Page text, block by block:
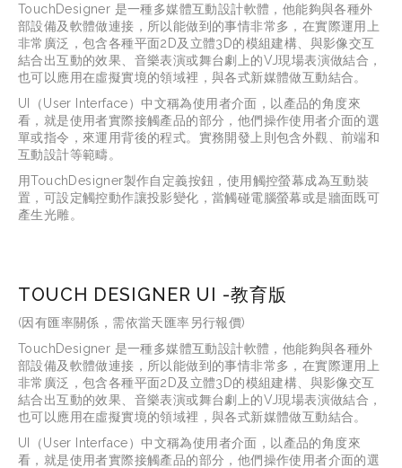
TouchDesigner 是一種多媒體互動設計軟體，他能夠與各種外
部設備及軟體做連接，所以能做到的事情非常多，在實際運用上
非常廣泛，包含各種平面2D及立體3D的模組建構、與影像交互
結合出互動的效果、音樂表演或舞台劇上的VJ現場表演做結合，
也可以應用在虛擬實境的領域裡，與各式新媒體做互動結合。
UI（User Interface）中文稱為使用者介面，以產品的角度來
看，就是使用者實際接觸產品的部分，他們操作使用者介面的選
單或指令，來運用背後的程式。實務開發上則包含外觀、前端和
互動設計等範疇。
用TouchDesigner製作自定義按鈕，使用觸控螢幕成為互動裝
置，可設定觸控動作讓投影變化，當觸碰電腦螢幕或是牆面既可
產生光雕。
TOUCH DESIGNER UI -教育版
(因有匯率關係，需依當天匯率另行報價)
TouchDesigner 是一種多媒體互動設計軟體，他能夠與各種外
部設備及軟體做連接，所以能做到的事情非常多，在實際運用上
非常廣泛，包含各種平面2D及立體3D的模組建構、與影像交互
結合出互動的效果、音樂表演或舞台劇上的VJ現場表演做結合，
也可以應用在虛擬實境的領域裡，與各式新媒體做互動結合。
UI（User Interface）中文稱為使用者介面，以產品的角度來
看，就是使用者實際接觸產品的部分，他們操作使用者介面的選